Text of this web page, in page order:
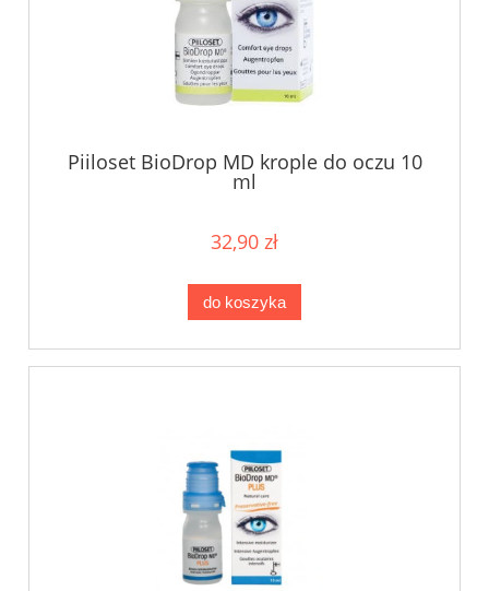
Piiloset BioDrop MD krople do oczu 10
ml
32,90 zł
do koszyka